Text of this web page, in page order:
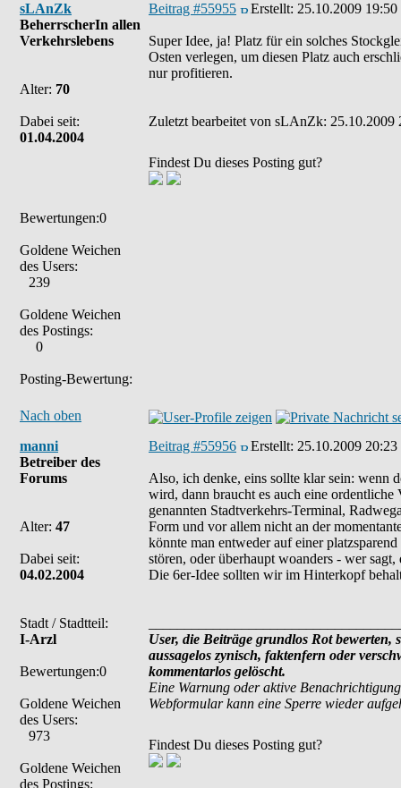
sLAnZk
BeherrscherIn allen
Verkehrslebens
Alter: 70
Dabei seit:
01.04.2004
Bewertungen:0
Goldene Weichen
des Users:
239
Goldene Weichen
des Postings:
0
Posting-Bewertung:
Beitrag #55955 Erstellt: 25.10.2009 19:50
Super Idee, ja! Platz für ein solches
Osten verlegen, um diesen Platz auch
nur profitieren.
Zuletzt bearbeitet von sLAnZk: 25.10.2009
Findest Du dieses Posting gut?
Nach oben
manni
Betreiber des
Forums
Alter: 47
Dabei seit:
04.02.2004
Stadt / Stadtteil:
I-Arzl
Bewertungen:0
Goldene Weichen
des Users:
973
Goldene Weichen
des Postings:
Beitrag #55956 Erstellt: 25.10.2009 20:23
Also, ich denke, eins sollte klar sein: wenn
wird, dann braucht es auch eine
genannten Stadtverkehrs-Terminal,
Form und vor allem nicht an der
könnte man entweder auf einer
stören, oder überhaupt woanders - wer
Die 6er-Idee sollten wir im Hinterkopf
User, die Beiträge grundlos Rot
aussagelos zynisch, faktenfern oder
kommentarlos gelöscht.
Eine Warnung oder aktive
Webformular kann eine Sperre wieder
Findest Du dieses Posting gut?